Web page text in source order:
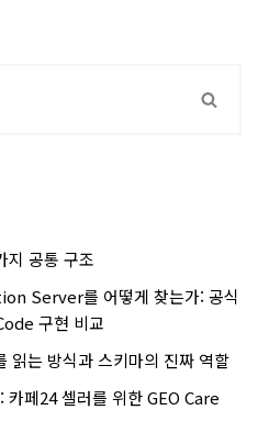
지 공통 구조
Server를 어떻게 찾는가: 공식
구현 비교
읽는 방식과 스키마의 진짜 역할
페24 셀러를 위한 GEO Care